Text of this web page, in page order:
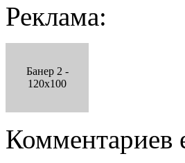
Реклама:
Банер 2 -
120x100
Комментариев